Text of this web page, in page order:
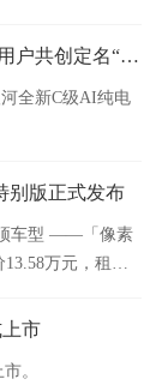
吉利银河全新C级纯电轿车官图首曝，与用户共创定名“银河TT”！
全新C级AI纯电
别版正式发布
顶车型 ——「像素
万元，租电
市
。